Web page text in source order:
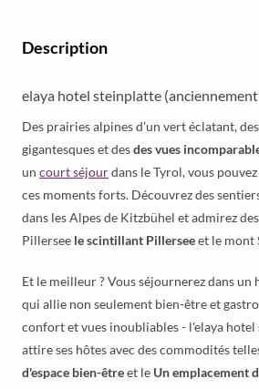
Description
elaya hotel steinplatte
Des prairies alpines d'un vert éclatant,
gigantesques et desdes vues
un court séjourdans le Tyrol, vous
ces moments forts. Découvrez des
dans les Alpes de Kitzbühel et admirez
Pillersee le scintillant Pillerseeet le mont
Et le meilleur ? Vous séjournerez dans un
qui allie non seulement bien-être et
confort et vues inoubliables - l'elaya
attire ses hôtes avec des commodités
d'espace bien-êtreet le Un emplacement